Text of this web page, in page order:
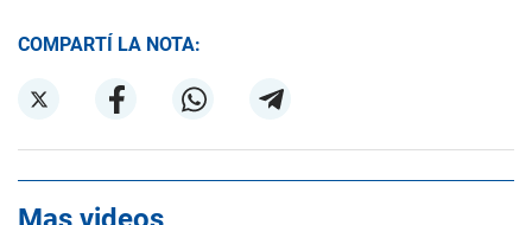
COMPARTÍ LA NOTA: